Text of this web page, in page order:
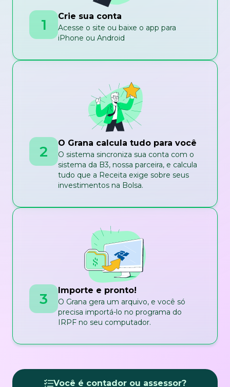
1 Crie sua conta
Acesse o site ou baixe o app para
iPhone ou Android
2 O Grana calcula tudo para você
O sistema sincroniza sua conta com o
sistema da B3, nossa parceira, e calcula
tudo que a Receita exige sobre seus
investimentos na Bolsa.
3 Importe e pronto!
O Grana gera um arquivo, e você só
precisa importá-lo no programa do
IRPF no seu computador.
Você é contador ou assessor?